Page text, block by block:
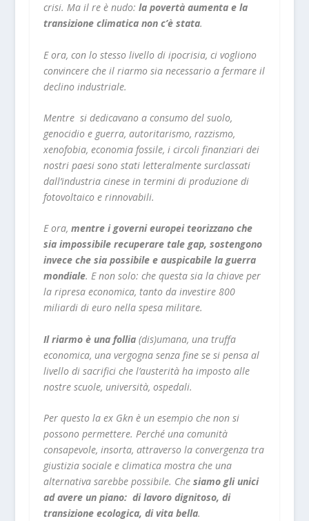
crisi. Ma il re è nudo: la povertà aumenta e la
transizione climatica non c’è stata.
E ora, con lo stesso livello di ipocrisia, ci vogliono
convincere che il riarmo sia necessario a fermare il
declino industriale.
Mentre si dedicavano a consumo del suolo,
genocidio e guerra, autoritarismo, razzismo,
xenofobia, economia fossile, i circoli finanziari dei
nostri paesi sono stati letteralmente surclassati
dall’industria cinese in termini di produzione di
fotovoltaico e rinnovabili.
E ora, mentre i governi europei teorizzano che
sia impossibile recuperare tale gap, sostengono
invece che sia possibile e auspicabile la guerra
mondiale. E non solo: che questa sia la chiave per
la ripresa economica, tanto da investire 800
miliardi di euro nella spesa militare.
Il riarmo è una follia(dis)umana, una truffa
economica, una vergogna senza fine se si pensa al
livello di sacrifici che l’austerità ha imposto alle
nostre scuole, università, ospedali.
Per questo la ex Gkn è un esempio che non si
possono permettere. Perché una comunità
consapevole, insorta, attraverso la convergenza tra
giustizia sociale e climatica mostra che una
alternativa sarebbe possibile. Che siamo gli unici
ad avere un piano: di lavoro dignitoso, di
transizione ecologica, di vita bella.